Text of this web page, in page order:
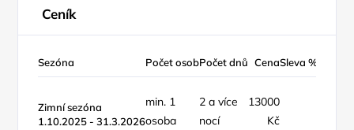
Ceník
Sezóna Počet osobPočet dnů CenaSleva %
Zimní sezóna
1.10.2025 - 31.3.2026
min. 1
osoba
2 a více
nocí
13000
Kč